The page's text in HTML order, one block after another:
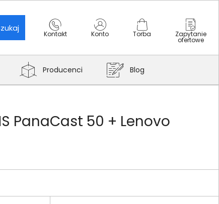
Kontakt Konto Torba Zapytanie
ofertowe
Producenci Blog
PanaCast 50 + Lenovo